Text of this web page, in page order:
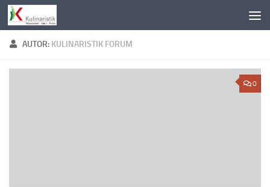
Zum Inhalt springen
AUTOR: KULINARISTIK FORUM
0